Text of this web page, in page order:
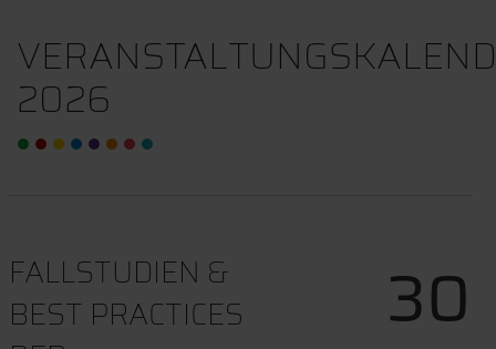
2026
FALLSTUDIEN &
BEST PRACTICES
30